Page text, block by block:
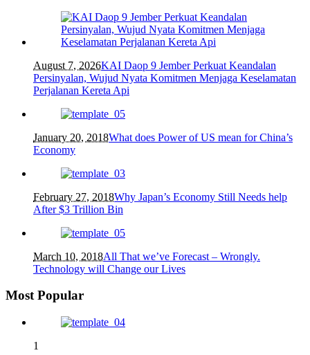
August 7, 2026KAI Daop 9 Jember Perkuat Keandalan
Persinyalan, Wujud Nyata Komitmen Menjaga Keselamatan
Perjalanan Kereta Api
January 20, 2018What does Power of US mean for China’s
Economy
February 27, 2018Why Japan’s Economy Still Needs help
After $3 Trillion Bin
March 10, 2018All That we’ve Forecast – Wrongly.
Technology will Change our Lives
Most Popular
1